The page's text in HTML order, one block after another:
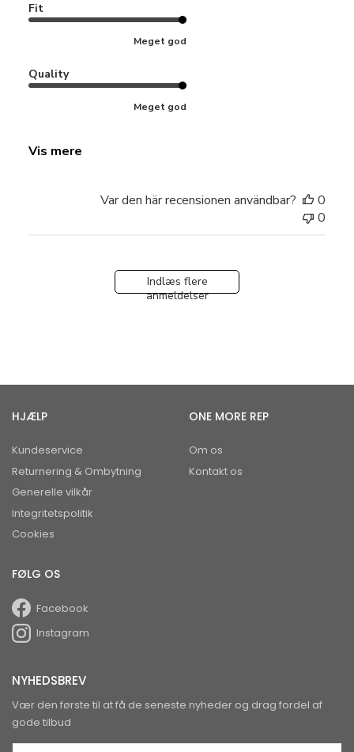
Fit
Meget god
Quality
Meget god
Vis mere
Var den här recensionen användbar?
0
0
Indlæs flere
anmeldelser
HJÆLP
Kundeservice
Returnering & Ombytning
Generelle vilkår
Integritetspolitik
Cookies
ONE MORE REP
Om os
Kontakt os
FØLG OS
Facebook
Instagram
NYHEDSBREV
Vær den første til at få de seneste nyheder og drag fordel af
gode tilbud